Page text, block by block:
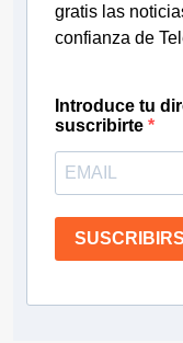
gratis las
confianza de
Introduce tu
suscribirte